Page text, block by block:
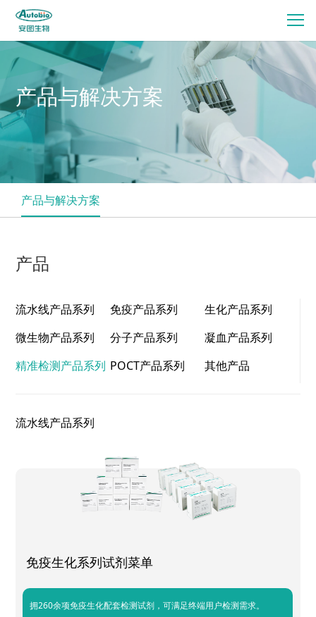
产品与解决方案
产品与解决方案
产品
流水线产品系列 免疫产品系列
生化产品系列
微生物产品系列
分子产品系列
凝血产品系列
精准检测产品系列 POCT产品系列 其他产品
流水线产品系列
免疫生化系列试剂菜单
拥260余项免疫生化配套检测试剂，可满足终端用户检测需求。